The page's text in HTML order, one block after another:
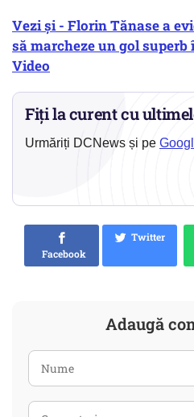
Vezi și - Florin Tănase a
să marcheze un gol
Video
Fiți la curent cu
Urmăriți DCNews și pe
Facebook
Twitter
Adaugă